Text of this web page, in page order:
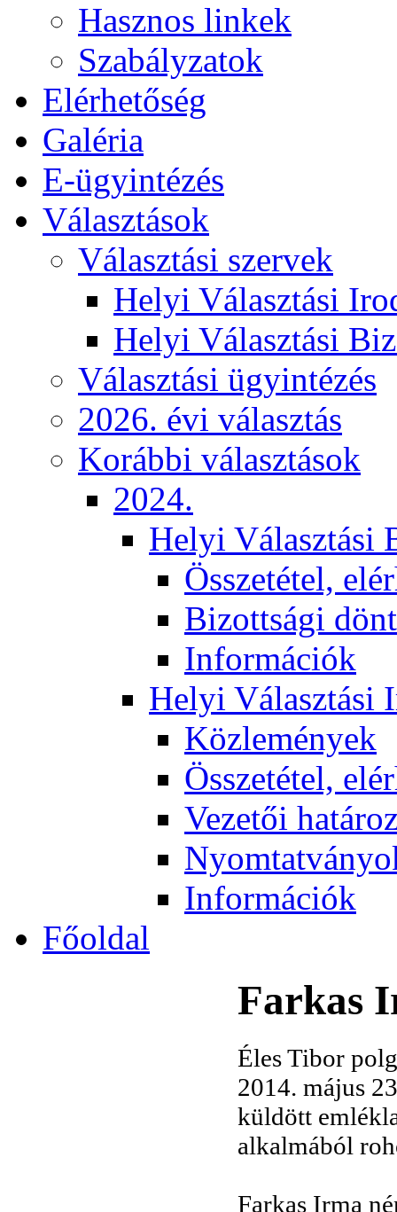
Hasznos linkek
Szabályzatok
Elérhetőség
Galéria
E-ügyintézés
Választások
Választási szervek
Helyi Választási
Helyi Választási
Választási ügyintézés
2026. évi választás
Korábbi választások
2024.
Helyi Választási
Összetétel,
Bizottsági
Információk
Helyi Választási
Közlemények
Összetétel,
Vezetői
Információk
Főoldal
Farkas
Éles Tibor
2014. május
küldött
alkalmából
Farkas Irma